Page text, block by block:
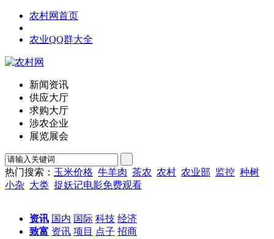
农村网首页
农业QQ群大全
新闻资讯
供应大厅
求购大厅
涉农企业
展览展会
热门搜索： 玉米价格 牛羊肉 茶农 农村 农业部 监控 种树
小杂 大类 捉妖记电影免费观看
资讯 国内 国际 科技 经济
致富 资讯 项目 点子 招商